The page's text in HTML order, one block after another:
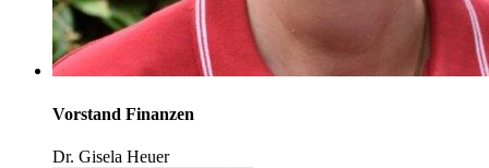
Vorstand Finanzen
Dr. Gisela Heuer